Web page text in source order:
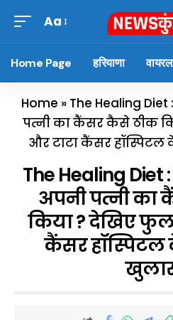
Aa
Home Page हरियाणा वायरल
Home » The Healing
पत्नी का कैंसर कैसे ठीक
और टाटा कैंसर हॉस्पिटल
The Healing Diet
अपनी पत्नी
किया ? देखिए फुल
कैंसर हॉस्पिटल